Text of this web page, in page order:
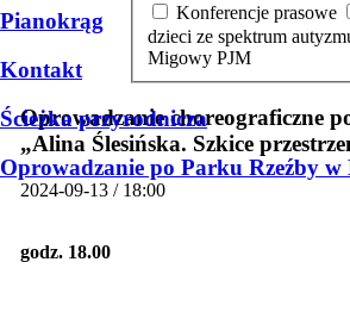
Pianokrąg
Kontakt
Ścieżka przyrodnicza
Oprowadzanie po Parku Rzeźby
Konferencje prasowe
dzieci ze spektrum
Migowy PJM
Oprowadzanie choreograficzne
„Alina Ślesińska. Szkice
2024-09-13 / 18:00
godz. 18.00